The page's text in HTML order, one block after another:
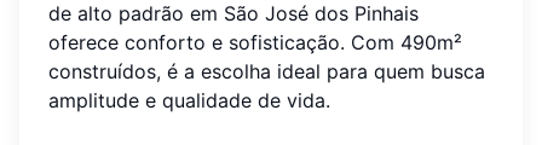
de alto padrão em São José dos Pinhais
oferece conforto e sofisticação. Com 490m²
construídos, é a escolha ideal para quem busca
amplitude e qualidade de vida.